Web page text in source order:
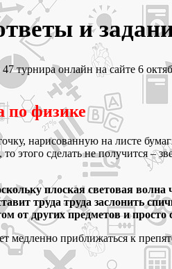
и
турнира онлайн на сайте 6
по физике
нарисованную на листе
этого сделать не получится –
плоская световая
труда труда заслонить
от других предметов и
медленно приближаться к